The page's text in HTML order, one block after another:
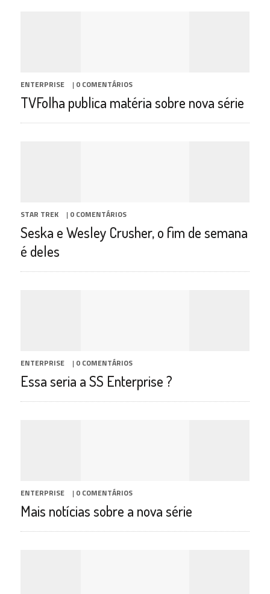
ENTERPRISE | 0 COMENTÁRIOS
TVFolha publica matéria sobre nova série
STAR TREK | 0 COMENTÁRIOS
Seska e Wesley Crusher, o fim de semana
é deles
ENTERPRISE | 0 COMENTÁRIOS
Essa seria a SS Enterprise ?
ENTERPRISE | 0 COMENTÁRIOS
Mais notícias sobre a nova série